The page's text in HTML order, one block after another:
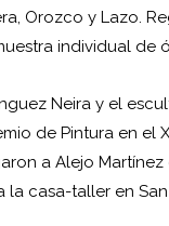
Orozco y Lazo.
individual de
Neira y el
de Pintura en el
a Alejo
casa-taller en San